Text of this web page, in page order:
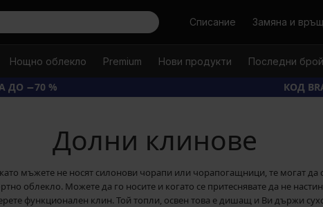
ТърсиСписание Замяна и
Нощно облекло Premium Нови продукти Последни
ДО −70 % КОД
Долни клинове
мъжете не носят силонови чорапи или чорапогащници, те могат
облекло. Можете да го носите и когато се притеснявате да не
функционален клин. Той топли, освен това е дишащ и Ви държи